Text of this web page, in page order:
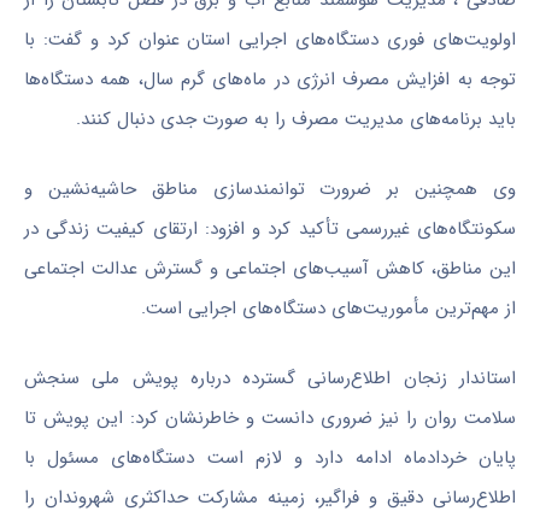
اولویت‌های فوری دستگاه‌های اجرایی استان عنوان کرد و گفت: با
توجه به افزایش مصرف انرژی در ماه‌های گرم سال، همه دستگاه‌ها
باید برنامه‌های مدیریت مصرف را به صورت جدی دنبال کنند.
وی همچنین بر ضرورت توانمندسازی مناطق حاشیه‌نشین و
سکونتگاه‌های غیررسمی تأکید کرد و افزود: ارتقای کیفیت زندگی در
این مناطق، کاهش آسیب‌های اجتماعی و گسترش عدالت اجتماعی
از مهم‌ترین مأموریت‌های دستگاه‌های اجرایی است.
استاندار زنجان اطلاع‌رسانی گسترده درباره پویش ملی سنجش
سلامت روان را نیز ضروری دانست و خاطرنشان کرد: این پویش تا
پایان خردادماه ادامه دارد و لازم است دستگاه‌های مسئول با
اطلاع‌رسانی دقیق و فراگیر، زمینه مشارکت حداکثری شهروندان را